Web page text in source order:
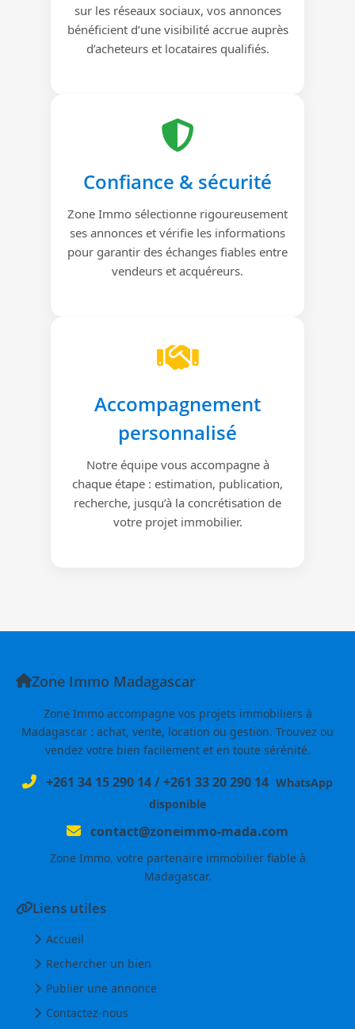
sur les réseaux sociaux, vos annonces
bénéficient d’une visibilité accrue auprès
d’acheteurs et locataires qualifiés.
Confiance & sécurité
Zone Immo sélectionne rigoureusement
ses annonces et vérifie les informations
pour garantir des échanges fiables entre
vendeurs et acquéreurs.
Accompagnement
personnalisé
Notre équipe vous accompagne à
chaque étape : estimation, publication,
recherche, jusqu’à la concrétisation de
votre projet immobilier.
Zone Immo Madagascar
Zone Immo accompagne vos projets immobiliers à
Madagascar : achat, vente, location ou gestion. Trouvez ou
vendez votre bien facilement et en toute sérénité.
+261 34 15 290 14/+261 33 20 290 14 WhatsApp
disponible
contact@zoneimmo-mada.com
Zone Immo, votre partenaire immobilier fiable à
Madagascar.
Liens utiles
Accueil
Rechercher un bien
Publier une annonce
Contactez-nous